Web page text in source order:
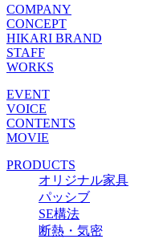
COMPANY
CONCEPT
HIKARI BRAND
STAFF
WORKS
EVENT
VOICE
CONTENTS
MOVIE
PRODUCTS
オリジナル家具
パッシブ
SE構法
断熱・気密